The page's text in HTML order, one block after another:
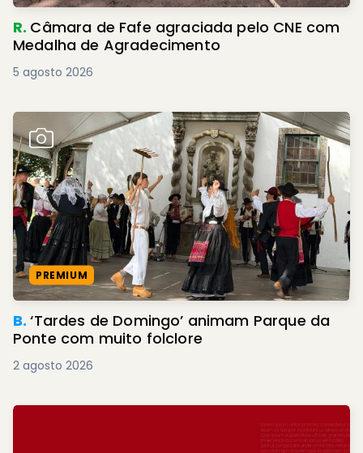
R. Câmara de Fafe agraciada pelo CNE com
Medalha de Agradecimento
5 agosto 2026
PREMIUM
B.‘Tardes de Domingo’ animam Parque da
Ponte com muito folclore
2 agosto 2026